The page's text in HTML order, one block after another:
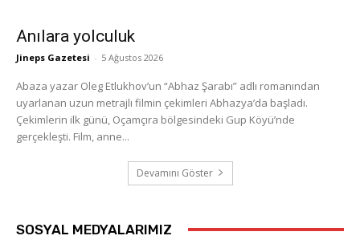
Anılara yolculuk
Jineps Gazetesi - 5 Ağustos 2026
Abaza yazar Oleg Etlukhov’un “Abhaz Şarabı” adlı romanından
uyarlanan uzun metrajlı filmin çekimleri Abhazya’da başladı.
Çekimlerin ilk günü, Oçamçıra bölgesindeki Gup Köyü’nde
gerçekleşti. Film, anne...
Devamını Göster
SOSYAL MEDYALARIMIZ